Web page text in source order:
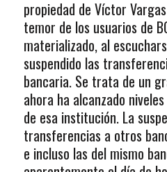
propiedad de Víctor
temor de los usuarios de
materializado, al
suspendido las
bancaria. Se trata de un
ahora ha alcanzado
de esa institución. La
transferencias a otros
e incluso las del mismo